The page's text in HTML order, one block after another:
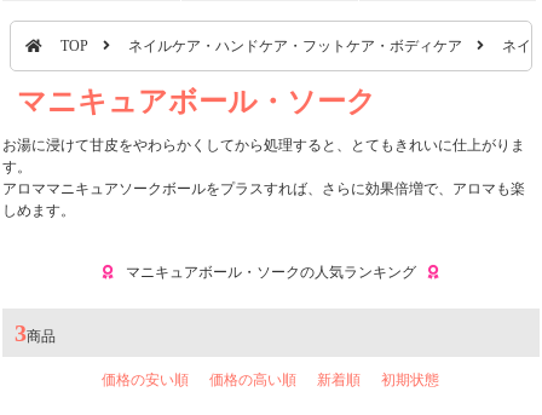
TOP ネイルケア・ハンドケア・フットケア・ボディケア ネイ
マニキュアボール・ソーク
お湯に浸けて甘皮をやわらかくしてから処理すると、とてもきれいに仕上がりま
す。
アロママニキュアソークボールをプラスすれば、さらに効果倍増で、アロマも楽
しめます。
マニキュアボール・ソークの人気ランキング
3商品
価格の安い順 価格の高い順 新着順 初期状態